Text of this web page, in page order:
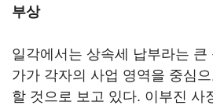
부상
일각에서는 상속세 납부라는 큰
가가 각자의 사업 영역을 중심
할 것으로 보고 있다. 이부진 사